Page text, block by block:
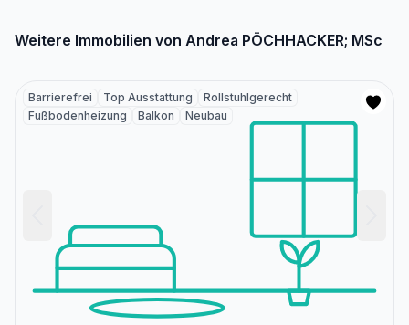
Weitere Immobilien von Andrea PÖCHHACKER; MSc
Barrierefrei Top Ausstattung
Rollstuhlgerecht
Fußbodenheizung
Balkon Neubau